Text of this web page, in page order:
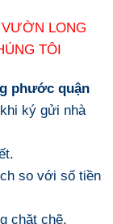
LONG
TÔI
phước quận
ký gửi nhà
so với số tiền
chặt chẽ.